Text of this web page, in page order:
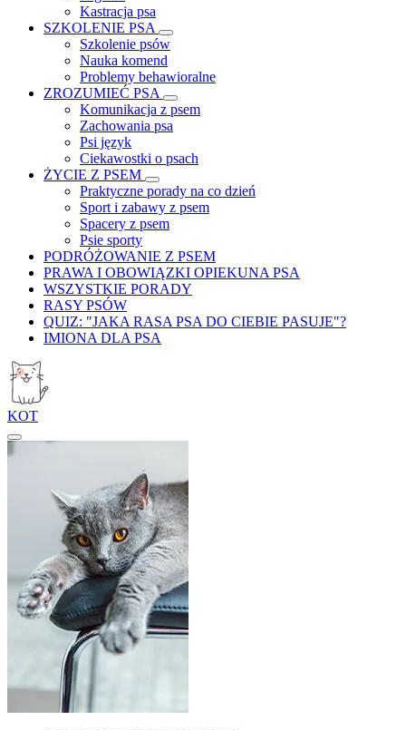
Kastracja psa
SZKOLENIE PSA
Szkolenie psów
Nauka komend
Problemy behawioralne
ZROZUMIEĆ PSA
Komunikacja z psem
Zachowania psa
Psi język
Ciekawostki o psach
ŻYCIE Z PSEM
Praktyczne porady na co dzień
Sport i zabawy z psem
Spacery z psem
Psie sporty
PODRÓŻOWANIE Z PSEM
PRAWA I OBOWIĄZKI OPIEKUNA PSA
WSZYSTKIE PORADY
RASY PSÓW
QUIZ: "JAKA RASA PSA DO CIEBIE PASUJE"?
IMIONA DLA PSA
KOT